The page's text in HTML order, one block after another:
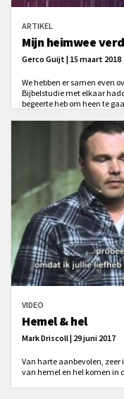
ARTIKEL
Mijn heimwee
Gerco Guijt | 15 maart 2018
We hebben er samen even
Bijbelstudie met elkaar
begeerte heb om heen te
VIDEO
Hemel & hel
Mark Driscoll | 29 juni 2017
Van harte aanbevolen,
van hemel en hel komen in